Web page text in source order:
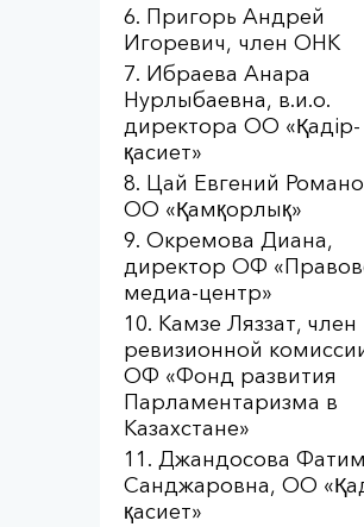
Пригорь Андрей
Игоревич, член ОНК
Ибраева Анара
Нурлыбаевна, в.и.о.
директора ОО «Қадір-
қасиет»
Цай Евгений
ОО «Қамқорлық»
Окремова Диана,
директор ОФ
медиа-центр»
Камзе Ляззат, член
ревизионной
ОФ «Фонд развития
Парламентаризма в
Казахстане»
Джандосова
Санджаровна, ОО
қасиет»